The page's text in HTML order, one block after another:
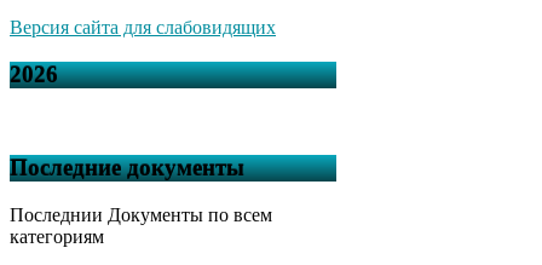
Версия сайта для слабовидящих
2026
Последние документы
Последнии Документы по всем
категориям